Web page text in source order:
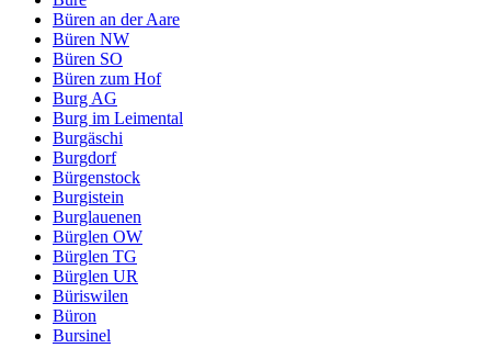
Büren an der Aare
Büren NW
Büren SO
Büren zum Hof
Burg AG
Burg im Leimental
Burgäschi
Burgdorf
Bürgenstock
Burgistein
Burglauenen
Bürglen OW
Bürglen TG
Bürglen UR
Büriswilen
Büron
Bursinel